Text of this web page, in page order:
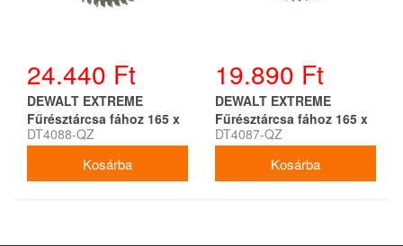
24.440 Ft
DEWALT EXTREME
Fűrésztárcsa fához 165 x
30 x 2,6 mm / 48T
DT4088-QZ
19.890 Ft
DEWALT EXTREME
Fűrésztárcsa fához 165 x
20 x 2,6 mm / 48T
DT4087-QZ